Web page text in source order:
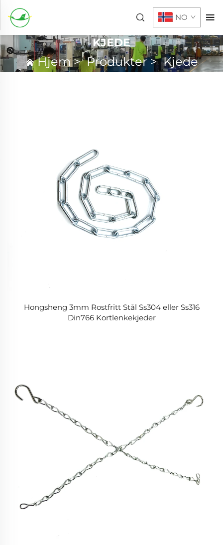
NO
KJEDE
Hjem>Produkter>Kjede
Hongsheng 3mm Rostfritt Stål Ss304 eller Ss316
Din766 Kortlenkekjeder